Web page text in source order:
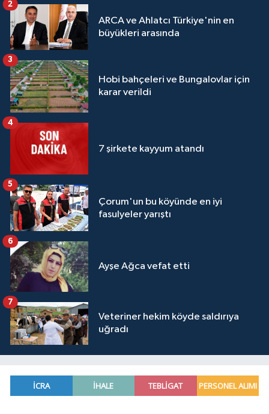
ARCA ve Ahlatcı Türkiye'nin en
büyükleri arasında
2
Hobi bahçeleri ve Bungalovlar için
karar verildi
3
7 şirkete kayyum atandı
4
Çorum'un bu köyünde en iyi
fasulyeler yarıştı
5
Ayşe Ağca vefat etti
6
Veteriner hekim köyde saldırıya
uğradı
7